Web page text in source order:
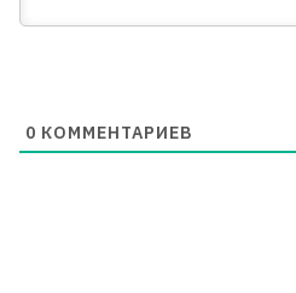
0 КОММЕНТАРИЕВ